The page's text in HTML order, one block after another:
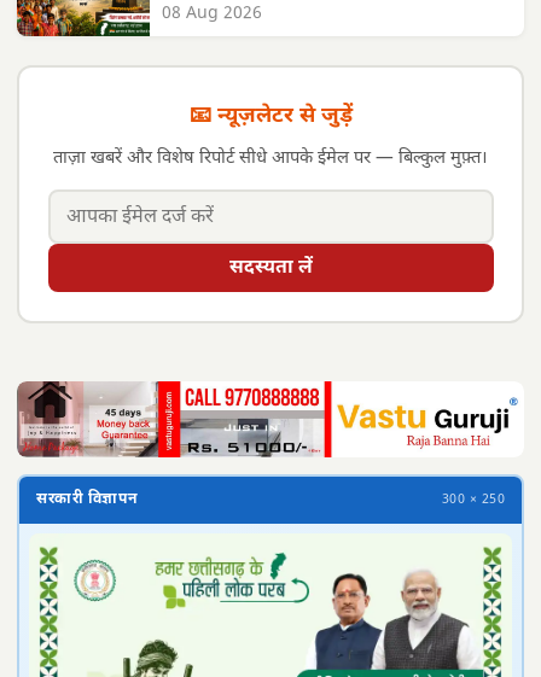
08 Aug 2026
📧 न्यूज़लेटर से जुड़ें
ताज़ा खबरें और विशेष रिपोर्ट सीधे आपके ईमेल पर — बिल्कुल मुफ़्त।
सदस्यता लें
सरकारी विज्ञापन 300 × 250